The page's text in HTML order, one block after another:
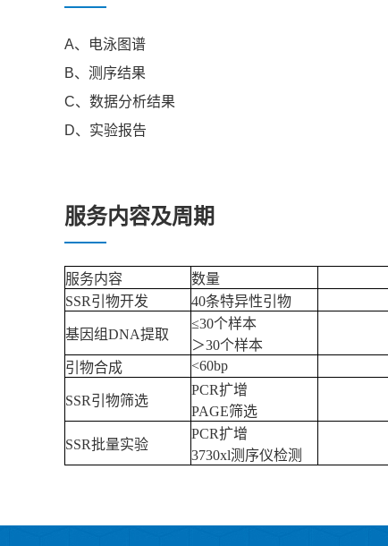
A、
电泳图谱
B、 测序结果
C、 数据分析结果
D、实验报告
服务内容及周期
服务内容 数量
SSR引物开发
40条特异性引物
基因组DNA提取
≤30个样本
＞30个样本
引物合成 <60bp
SSR引物筛选
PCR扩增
PAGE筛选
SSR批量实验
PCR扩增
3730xl测序仪检测